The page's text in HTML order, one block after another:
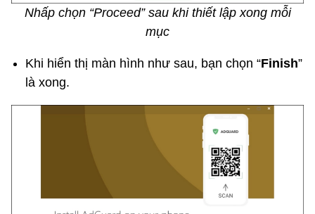
Nhấp chọn “Proceed” sau khi thiết lập xong mỗi
mục
Khi hiển thị màn hình như sau, bạn chọn “Finish”
là xong.